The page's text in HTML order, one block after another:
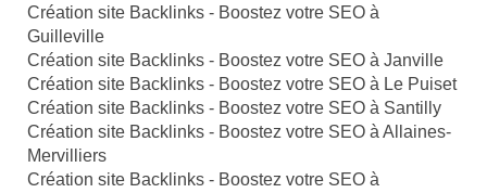
Création site Backlinks - Boostez votre SEO à
Guilleville
Création site Backlinks - Boostez votre SEO à Janville
Création site Backlinks - Boostez votre SEO à Le Puiset
Création site Backlinks - Boostez votre SEO à Santilly
Création site Backlinks - Boostez votre SEO à Allaines-
Mervilliers
Création site Backlinks - Boostez votre SEO à